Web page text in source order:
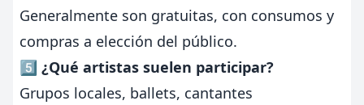
Generalmente son gratuitas, con consumos y
compras a elección del público.
5️⃣ ¿Qué artistas suelen participar?
Grupos locales, ballets, cantantes